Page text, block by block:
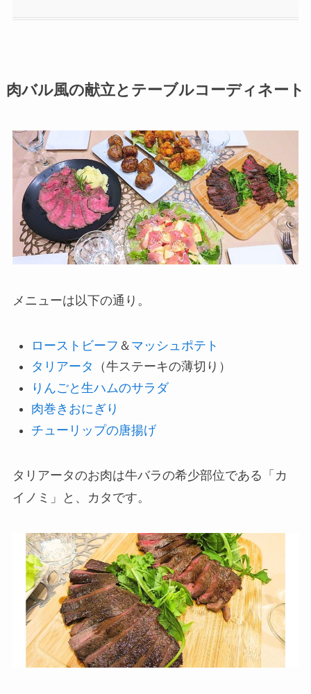
肉バル風の献立とテーブルコーディネート
メニューは以下の通り。
ローストビーフ ＆ マッシュポテト
タリアータ
（牛ステーキの薄切り）
りんごと生ハムのサラダ
肉巻きおにぎり
チューリップの唐揚げ
タリアータのお肉は牛バラの希少部位である「カ
イノミ」と、カタです。